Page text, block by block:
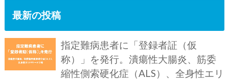
最新の投稿
指定難病患者に「登録者証（仮
称）」を発行。潰瘍性大腸炎、筋委
縮性側索硬化症（ALS）、全身性エリ